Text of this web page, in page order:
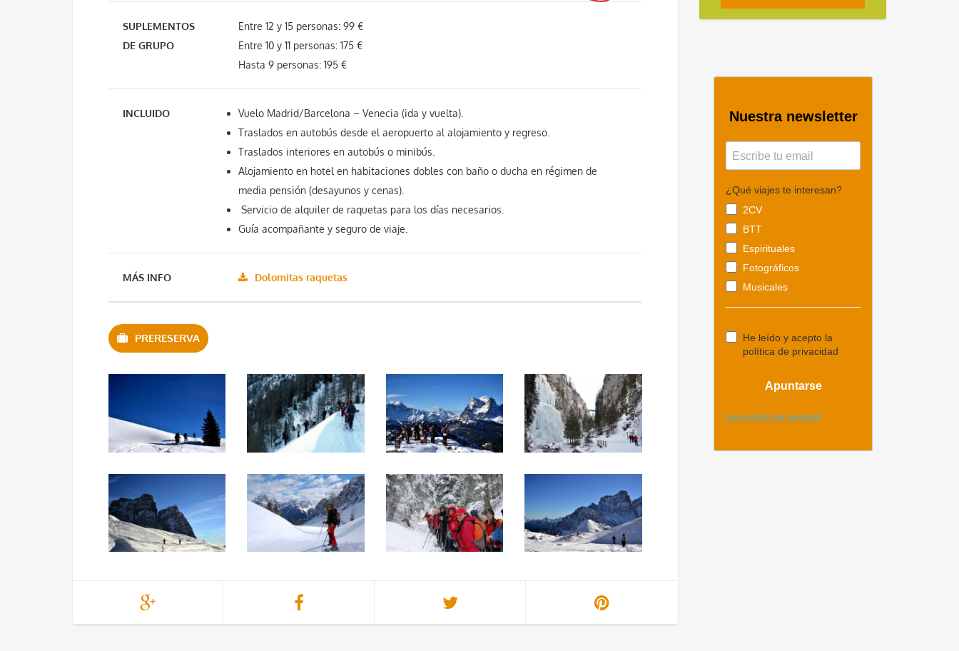
SUPLEMENTOS
DE GRUPO
Entre 12 y 15 personas: 99 €
Entre 10 y 11 personas: 175 €
Hasta 9 personas: 195 €
INCLUIDO
Vuelo Madrid/Barcelona – Venecia (ida y vuelta).
Traslados en autobús desde el aeropuerto al alojamiento y regreso.
Traslados interiores en autobús o minibús.
Alojamiento en hotel en habitaciones dobles con baño o ducha en régimen de
media pensión (desayunos y cenas).
Servicio de alquiler de raquetas para los días necesarios.
Guía acompañante y seguro de viaje.
MÁS INFO Dolomitas raquetas
PRERESERVA